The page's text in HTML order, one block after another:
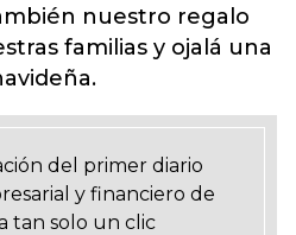
nuestro regalo
familias y ojalá una
del primer diario
y financiero de
tan solo un clic